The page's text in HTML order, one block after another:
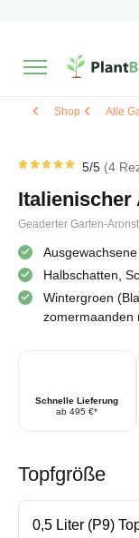
Shop Alle
5 von
Kundenstimmen
5/5 4
Italienischer
Geaderter Garten-
Halbschatten,
Wintergroen
zomermaanden
Schnelle Lieferung
ab 495 €*
Topfgröße